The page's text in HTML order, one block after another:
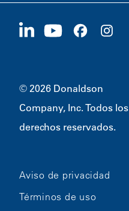
Proveedores
Sostenibilidad
1400 W 94th Street
© 2026 Donaldson
Company, Inc. Todos los
derechos reservados.
Aviso de privacidad
Términos de uso